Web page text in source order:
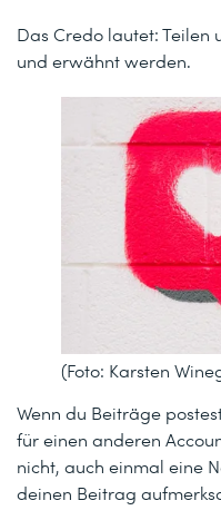
Das Credo lautet:
und erwähnt werden.
(Foto: Karsten
Wenn du Beiträge
für einen anderen
nicht, auch einmal eine
deinen Beitrag